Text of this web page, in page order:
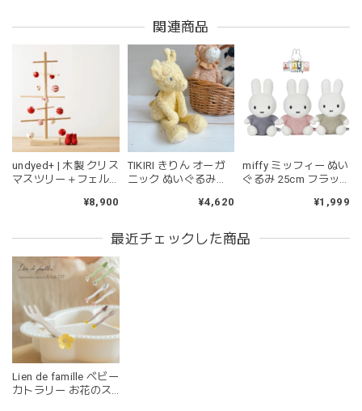
2026/06/18
マグカップ BEANS 2 美濃焼 日本製 コーヒー豆柄
2026/06/17
kawaii&born | ハート型 歯固めリング シリコン
2026/04/24
持ちやすいようで今持ってるおもちゃの中で1番長く握って
遊び方をしています。見た目が可愛いので遊んでいる姿もと
ても可愛いです。また、シリコン製なので哺乳瓶と一緒に洗
ったり除菌できたり常に清潔に保てるのも嬉しいです。
moca
2026/04/24
関連商品
undyed+ | 木製 クリス
マスツリー＋フェル
ツリー アンダイドプ
¥8,900
TIKIRI きりん オーガ
ニック ぬいぐるみ
Organic Plush toy テ
¥4,620
miffy ミッフィー ぬい
ぐるみ 25cm フラッ
¥1,999
最近チェックした商品
Lien de famille ベビー
カトラリー お花のス